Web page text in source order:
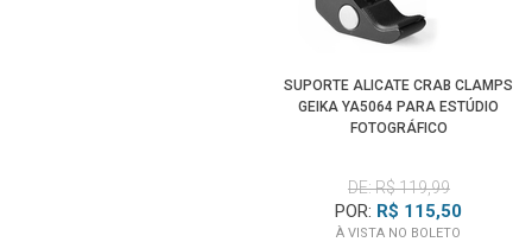
SUPORTE ALICATE CRAB CLAMPS
GEIKA YA5064 PARA ESTÚDIO
FOTOGRÁFICO
DE: R$ 119,99
POR: R$ 115,50
À VISTA NO BOLETO